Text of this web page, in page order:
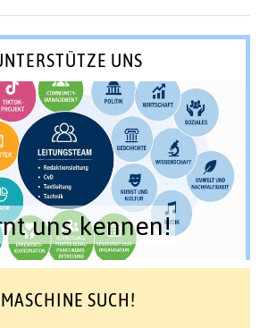
UNS
uns kennen!
MASCHINE SUCH!